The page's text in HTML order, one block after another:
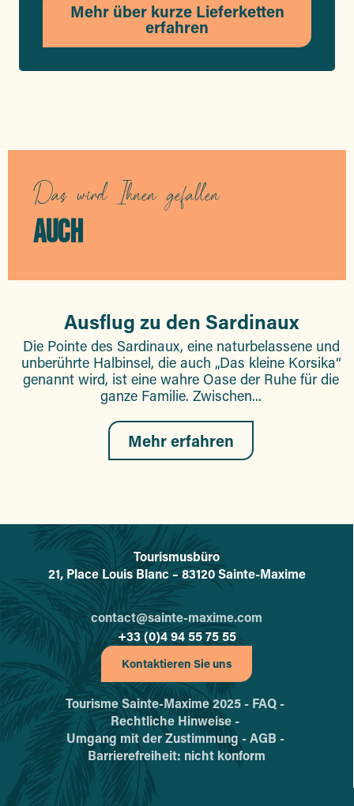
Mehr über kurze Lieferketten
erfahren
Das wird Ihnen gefallen
AUCH
Ausflug zu den Sardinaux
Die Pointe des Sardinaux, eine naturbelassene und
unberührte Halbinsel, die auch „Das kleine Korsika“
genannt wird, ist eine wahre Oase der Ruhe für die
ganze Familie. Zwischen...
Mehr erfahren
L'office de tourisme de Sainte-
Tourismusbüro
21, Place Louis Blanc – 83120 Sainte-Maxime
contact@sainte-maxime.com
+33 (0)4 94 55 75 55
Kontaktieren Sie uns
Tourisme Sainte-Maxime 2025 - FAQ -
Rechtliche Hinweise -
Umgang mit der Zustimmung -AGB -
Barrierefreiheit: nicht konform